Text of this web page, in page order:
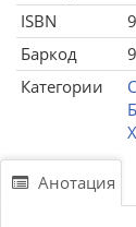
ISBN
Баркод
Категории
Анотация